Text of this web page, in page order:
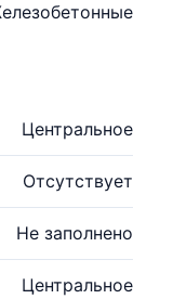
Центральное
Отсутствует
Не заполнено
Центральное